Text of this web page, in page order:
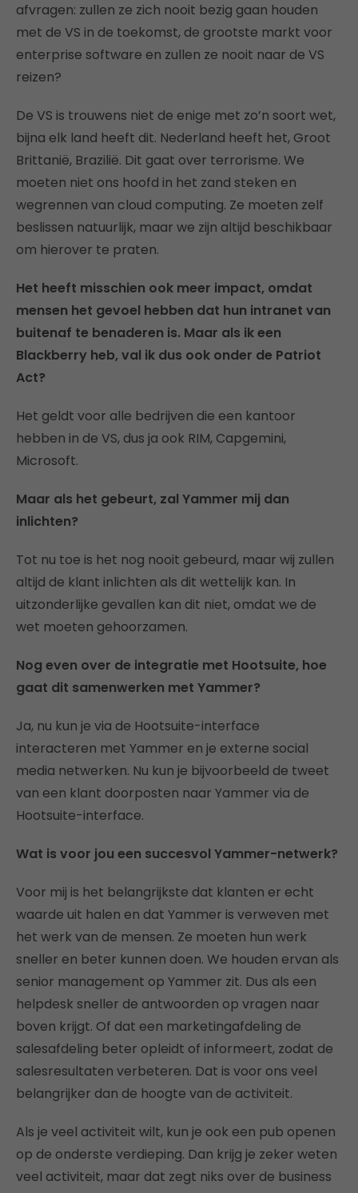
afvragen: zullen ze zich nooit bezig gaan houden
met de VS in de toekomst, de grootste markt voor
enterprise software en zullen ze nooit naar de VS
reizen?
De VS is trouwens niet de enige met zo’n soort wet,
bijna elk land heeft dit. Nederland heeft het, Groot
Brittanië, Brazilië. Dit gaat over terrorisme. We
moeten niet ons hoofd in het zand steken en
wegrennen van cloud computing. Ze moeten zelf
beslissen natuurlijk, maar we zijn altijd beschikbaar
om hierover te praten.
Het heeft misschien ook meer impact, omdat
mensen het gevoel hebben dat hun intranet van
buitenaf te benaderen is. Maar als ik een
Blackberry heb, val ik dus ook onder de Patriot
Act?
Het geldt voor alle bedrijven die een kantoor
hebben in de VS, dus ja ook RIM, Capgemini,
Microsoft.
Maar als het gebeurt, zal Yammer mij dan
inlichten?
Tot nu toe is het nog nooit gebeurd, maar wij zullen
altijd de klant inlichten als dit wettelijk kan. In
uitzonderlijke gevallen kan dit niet, omdat we de
wet moeten gehoorzamen.
Nog even over de integratie met Hootsuite, hoe
gaat dit samenwerken met Yammer?
Ja, nu kun je via de Hootsuite-interface
interacteren met Yammer en je externe social
media netwerken. Nu kun je bijvoorbeeld de tweet
van een klant doorposten naar Yammer via de
Hootsuite-interface.
Wat is voor jou een succesvol Yammer-netwerk?
Voor mij is het belangrijkste dat klanten er echt
waarde uit halen en dat Yammer is verweven met
het werk van de mensen. Ze moeten hun werk
sneller en beter kunnen doen. We houden ervan als
senior management op Yammer zit. Dus als een
helpdesk sneller de antwoorden op vragen naar
boven krijgt. Of dat een marketingafdeling de
salesafdeling beter opleidt of informeert, zodat de
salesresultaten verbeteren. Dat is voor ons veel
belangrijker dan de hoogte van de activiteit.
Als je veel activiteit wilt, kun je ook een pub openen
op de onderste verdieping. Dan krijg je zeker weten
veel activiteit, maar dat zegt niks over de business